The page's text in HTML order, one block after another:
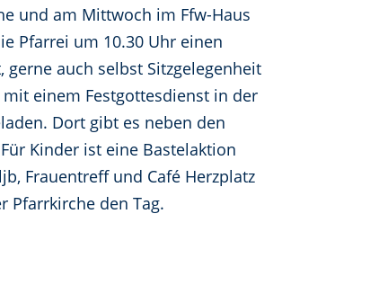
und am Mittwoch im Ffw-Haus
Pfarrei um 10.30 Uhr einen
auch selbst Sitzgelegenheit
einem Festgottesdienst in der
Dort gibt es neben den
Kinder ist eine Bastelaktion
Frauentreff und Café Herzplatz
Pfarrkirche den Tag.